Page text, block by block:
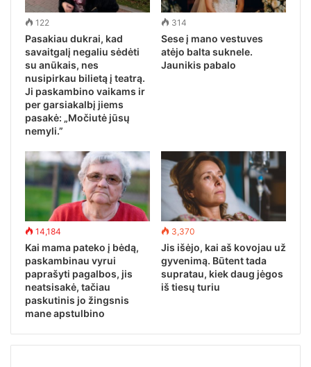
122
Pasakiau dukrai, kad
savaitgalį negaliu sėdėti
su anūkais, nes
nusipirkau bilietą į teatrą.
Ji paskambino vaikams ir
per garsiakalbį jiems
pasakė: „Močiutė jūsų
nemyli.”
314
Sese į mano vestuves
atėjo balta suknele.
Jaunikis pabalo
14,184
Kai mama pateko į bėdą,
paskambinau vyrui
paprašyti pagalbos, jis
neatsisakė, tačiau
paskutinis jo žingsnis
mane apstulbino
3,370
Jis išėjo, kai aš kovojau už
gyvenimą. Būtent tada
supratau, kiek daug jėgos
iš tiesų turiu